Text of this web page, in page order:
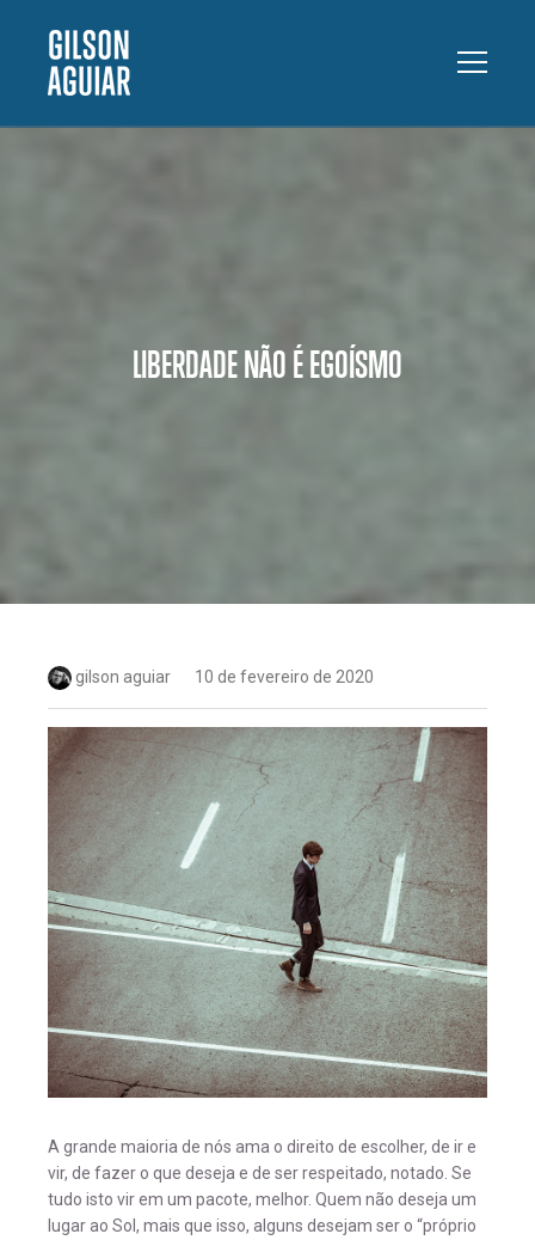
LIBERDADE NÃO É EGOÍSMO
gilson aguiar 10 de fevereiro de 2020
A grande maioria de nós ama o direito de escolher, de ir e
vir, de fazer o que deseja e de ser respeitado, notado. Se
tudo isto vir em um pacote, melhor. Quem não deseja um
lugar ao Sol, mais que isso, alguns desejam ser o “próprio